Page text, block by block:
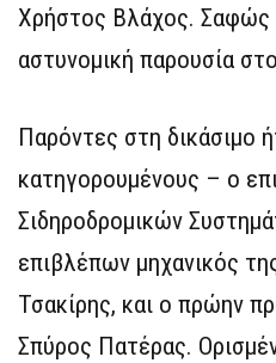
Χρήστος Βλάχος. Σαφώς
αστυνομική παρουσία
Παρόντες στη δικάσιμο
κατηγορουμένους – ο
Σιδηροδρομικών
επιβλέπων μηχανικός
Τσακίρης, και ο πρώην
Σπύρος Πατέρας.